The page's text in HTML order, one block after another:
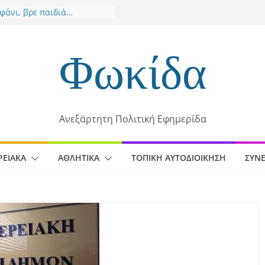
βρε παιδιά…
Κ20: Ασημένιο μετάλλιο
Έβελυν Μητροπούλου στο
Αστικής Ανθεκτικότητας
αναγνωρίζονται
Φωκίδα
Ανεξάρτητη Πολιτική Εφημερίδα
ΑΘΛΗΤΙΚΆ ΤΟΠΙΚΉ ΑΥΤΟΔΙΟΊΚΗΣΗ